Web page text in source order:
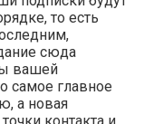
то есть
сюда
вашей
самое главное
а новая